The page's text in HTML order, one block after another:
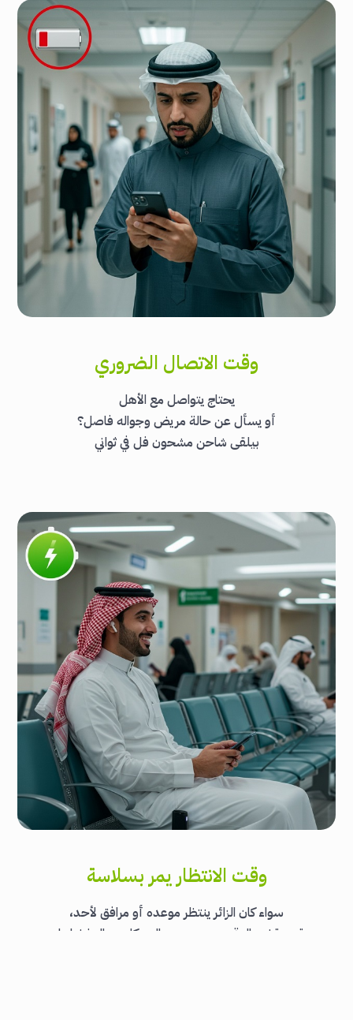
وقت الاتصال الضروري
يحتاج يتواصل مع الأهل
أو يسأل عن حالة مريض وجواله فاصل؟
بيلقى شاحن مشحون فل في ثواني
وقت الانتظار يمر بسلاسة
سواء كان الزائر ينتظر موعده أو مرافق لأحد،
يقدر يقضي الوقت وهو يسمع البودكاست المفضل له،